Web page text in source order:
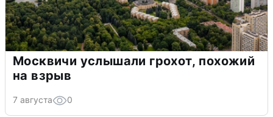
Москвичи услышали грохот, похожий
на взрыв
7 августа 0